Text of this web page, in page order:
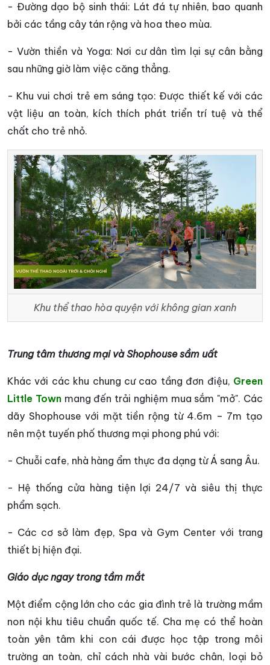
- Đường dạo bộ sinh thái: Lát đá tự nhiên, bao quanh
bởi các tầng cây tán rộng và hoa theo mùa.
- Vườn thiền và Yoga: Nơi cư dân tìm lại sự cân bằng
sau những giờ làm việc căng thẳng.
- Khu vui chơi trẻ em sáng tạo: Được thiết kế với các
vật liệu an toàn, kích thích phát triển trí tuệ và thể
chất cho trẻ nhỏ.
Khu thể thao hòa quyện với không gian xanh
Trung tâm thương mại và Shophouse sầm uất
Khác với các khu chung cư cao tầng đơn điệu, Green
Little Townmang đến trải nghiệm mua sắm "mở". Các
dãy Shophouse với mặt tiền rộng từ 4.6m – 7m tạo
nên một tuyến phố thương mại phong phú với:
- Chuỗi cafe, nhà hàng ẩm thực đa dạng từ Á sang Âu.
- Hệ thống cửa hàng tiện lợi 24/7 và siêu thị thực
phẩm sạch.
- Các cơ sở làm đẹp, Spa và Gym Center với trang
thiết bị hiện đại.
Giáo dục ngay trong tầm mắt
Một điểm cộng lớn cho các gia đình trẻ là trường mầm
non nội khu tiêu chuẩn quốc tế. Cha mẹ có thể hoàn
toàn yên tâm khi con cái được học tập trong môi
trường an toàn, chỉ cách nhà vài bước chân, loại bỏ